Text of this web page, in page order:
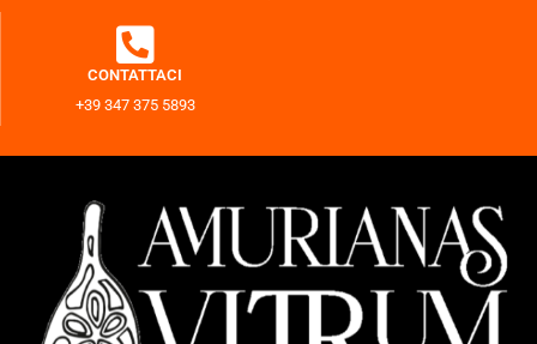
CONTATTACI
+39 347 375 5893